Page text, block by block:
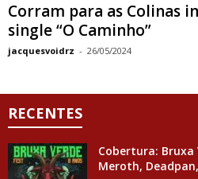
Corram para as Colinas
single “O Caminho”
jacquesvoidrz - 26/05/2024
RECENTES
Cobertura: Bruxa
Meroth,